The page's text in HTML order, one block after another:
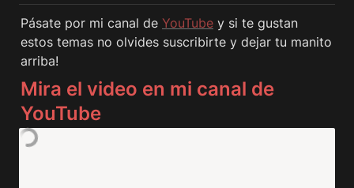
Pásate por mi canal de YouTube y si te gustan
estos temas no olvides suscribirte y dejar tu manito
arriba!
Mira el video en mi canal de
YouTube